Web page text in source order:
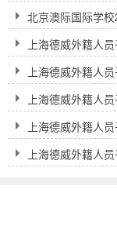
底值不值得？
北京澳际国际学
车到底靠不靠谱？
上海德威外籍人
录取率30%
上海德威外籍人
acy、插班灵活
上海德威外籍人
上海德威外籍人
上海德威外籍人